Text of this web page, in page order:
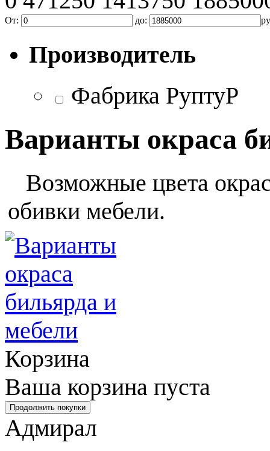
От: до:
Производитель
Фабрика РуптуР
Варианты окраса
Возможные цвета
обивки мебели.
Корзина
Ваша корзина пуста
Адмирал